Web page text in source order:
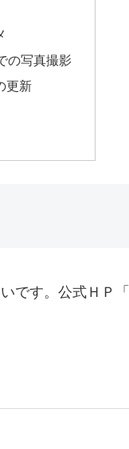
の写真撮影
更新
です。公式ＨＰ「